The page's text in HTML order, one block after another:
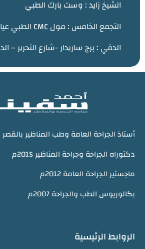
الشيخ زايد : وست بارك الطبي
التجمع الخامس : مول CMC الطبي عيادة 109
الدقي : برج ساريدار -شارع التحرير –
أستاذ الجراحة العامة وطب المناظير بالقصر
دكتوراه الجراحة وجراحة المناظير 2015م
ماجستير الجراحة العامة 2012م
بكالوريوس الطب والجراحة 2007م
الروابط الرئيسية